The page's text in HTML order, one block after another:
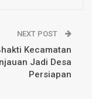
NEXT POST
Kecamatan
Jadi Desa
Persiapan